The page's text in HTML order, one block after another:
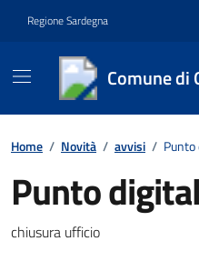
Regione Sardegna
Comune di
Contenuti in
Home / Novità / avvisi /
Punto
Dettagli della
chiusura ufficio